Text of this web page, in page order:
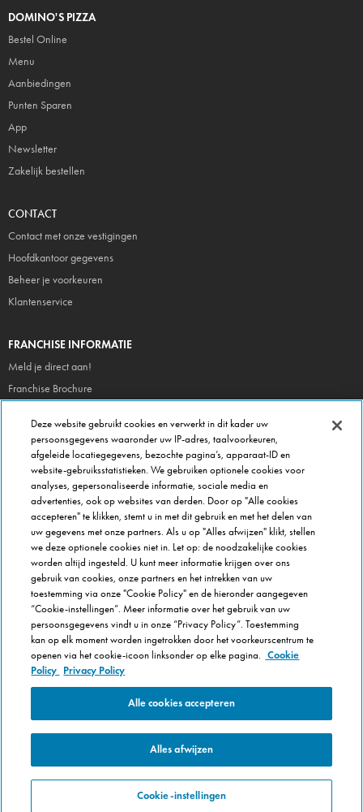
DOMINO'S PIZZA
Bestel Online
Menu
Aanbiedingen
Punten Sparen
App
Newsletter
Zakelijk bestellen
CONTACT
Contact met onze vestigingen
Hoofdkantoor gegevens
Beheer je voorkeuren
Klantenservice
FRANCHISE INFORMATIE
Meld je direct aan!
Franchise Brochure
OVER DOMINOS
Newsroom
Werken bij Domino's
Care Team (voor medewerkers)
Scam waarschuwing
Privacybeleid
Voorwaarden & Condities
Cookie Policy
Cookie-instellingen
© 2025 Domino's Pizza Enterprises Ltd
Deze website gebruikt cookies en verwerkt in dit kader uw
persoonsgegevens waaronder uw IP-adres, taalvoorkeuren,
afgeleide locatiegegevens, bezochte pagina’s, apparaat-ID en
website-gebruiksstatistieken. We gebruiken optionele cookies voor
analyses, gepersonaliseerde informatie, sociale media en
advertenties, ook op websites van derden. Door op "Alle cookies
accepteren" te klikken, stemt u in met dit gebruik en met het delen van
uw gegevens met onze partners. Als u op "Alles afwijzen" klikt, stellen
we deze optionele cookies niet in. Let op: de noodzakelijke cookies
worden altijd ingesteld. U kunt meer informatie krijgen over ons
gebruik van cookies, onze partners en het intrekken van uw
toestemming via onze "Cookie Policy" en de hieronder aangegeven
“Cookie-instellingen”. Meer informatie over het gebruik van uw
persoonsgegevens vindt u in onze “Privacy Policy”. Toestemming
kan op elk moment worden ingetrokken door het voorkeurscentrum te
openen via het cookie-icoon linksonder op elke pagina. Cookie
Policy Privacy Policy
Alle cookies accepteren
Alles afwijzen
Cookie-instellingen